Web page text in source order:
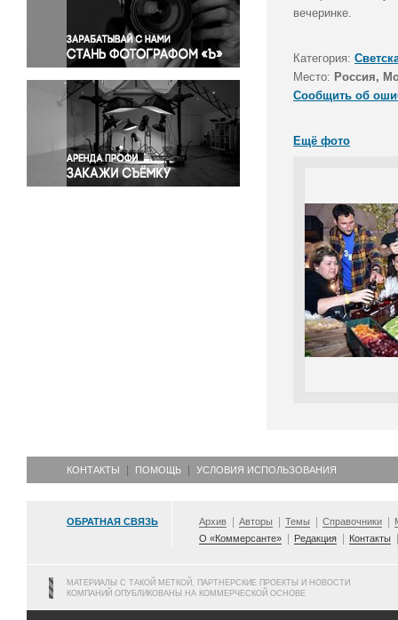
Правосудие
Происшествия и конфликты
Религия
Светская жизнь
Спорт
Экология
Экономика и бизнес
вечеринке.
Категория:
Место: Россия,
Сообщить об
Ещё фото
КОНТАКТЫ ПОМОЩЬ УСЛОВИЯ ИСПОЛЬЗОВАНИЯ
ОБРАТНАЯ СВЯЗЬ Архив Авторы Темы Справочники
О «Коммерсанте»
Редакция Контакты
МАТЕРИАЛЫ С ТАКОЙ МЕТКОЙ, ПАРТНЕРСКИЕ ПРОЕКТЫ И НОВОСТИ
КОМПАНИЙ ОПУБЛИКОВАНЫ НА КОММЕРЧЕСКОЙ ОСНОВЕ